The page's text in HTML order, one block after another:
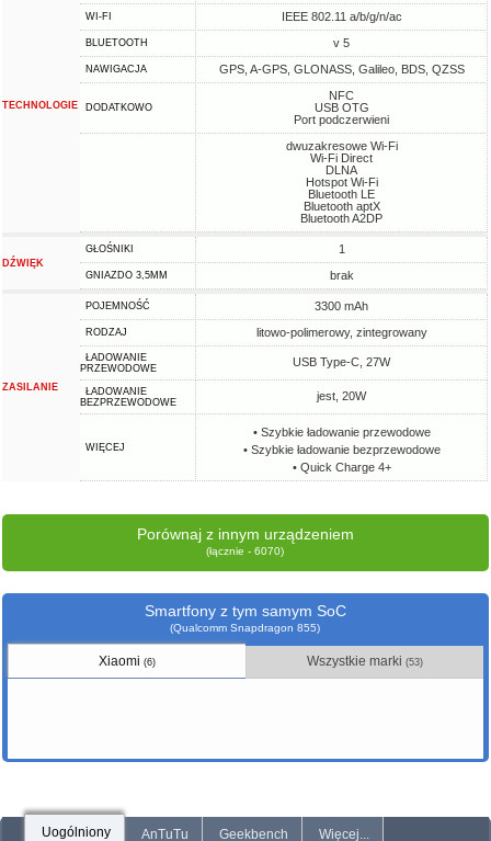
TECHNOLOGIE
WI-FI IEEE 802.11 a/b/g/n/ac
BLUETOOTH v 5
NAWIGACJA GPS, A-GPS, GLONASS, Galileo, BDS, QZSS
DODATKOWO
NFC
USB OTG
Port podczerwieni
dwuzakresowe Wi-Fi
Wi-Fi Direct
DLNA
Hotspot Wi-Fi
Bluetooth LE
Bluetooth aptX
Bluetooth A2DP
DŹWIĘK
GŁOŚNIKI 1
GNIAZDO 3,5MM brak
ZASILANIE
POJEMNOŚĆ 3300 mAh
RODZAJ litowo-polimerowy, zintegrowany
ŁADOWANIE
PRZEWODOWE
USB Type-C, 27W
ŁADOWANIE
BEZPRZEWODOWE
jest, 20W
WIĘCEJ
• Szybkie ładowanie przewodowe
• Szybkie ładowanie bezprzewodowe
• Quick Charge 4+
Porównaj z innym urządzeniem
(łącznie - 6070)
Smartfony z tym samym SoC
(Qualcomm Snapdragon 855)
Xiaomi (6) Wszystkie marki (53)
Uogólniony AnTuTu Geekbench Więcej...